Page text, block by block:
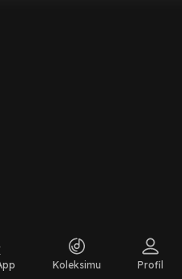
Koleksimu Profil